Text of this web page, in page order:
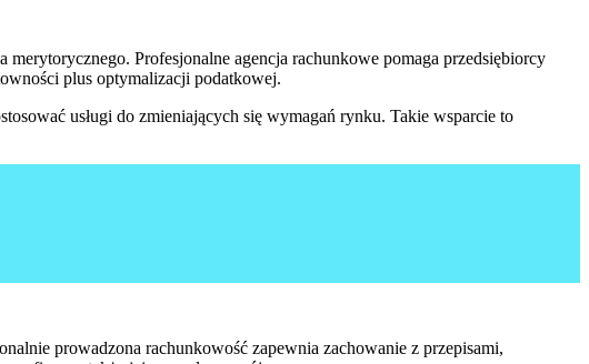
Profesjonalne agencja rachunkowe pomaga przedsiębiorcy
plus optymalizacji podatkowej.
usługi do zmieniających się wymagań rynku. Takie wsparcie to
prowadzona rachunkowość zapewnia zachowanie z przepisami,